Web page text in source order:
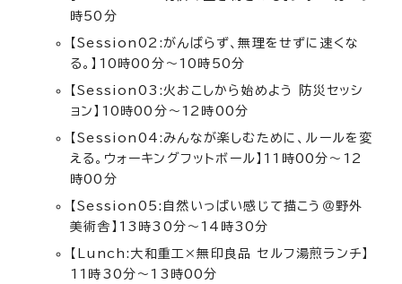
時50分
【Session02:がんばらず、無理をせずに速くな
る。】10時00分～10時50分
【Session03:火おこしから始めよう 防災セッシ
ョン】10時00分～12時00分
【Session04:みんなが楽しむために、ルールを変
える。ウォーキングフットボール】11時00分～12
時00分
【Session05:自然いっぱい感じて描こう＠野外
美術舎】13時30分～14時30分
【Lunch:大和重工×無印良品 セルフ湯煎ランチ】
11時30分～13時00分